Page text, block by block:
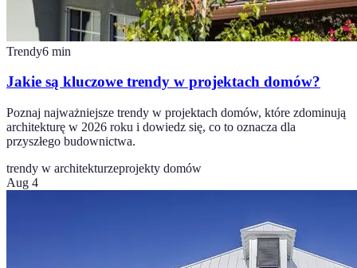
Trendy6 min
Jakie są kluczowe trendy w projektach domów?
Poznaj najważniejsze trendy w projektach domów, które zdominują
architekturę w 2026 roku i dowiedz się, co to oznacza dla
przyszłego budownictwa.
trendy w architekturzeprojekty domów
Aug 4